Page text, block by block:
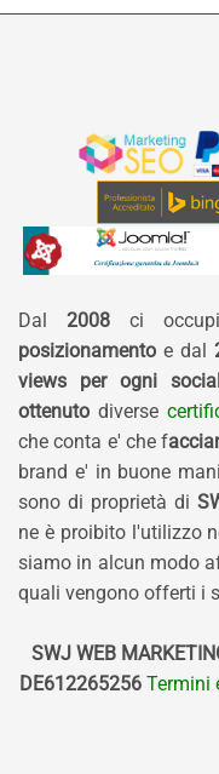
Dal 2008 ci
posizionamento e dal
views per ogni social
ottenuto diverse
che conta e' che f
brand e' in buone
sono di proprietà di
ne è proibito l'utilizzo
siamo in alcun modo
quali vengono offerti i
SWJ WEB
DE612265256 Termini